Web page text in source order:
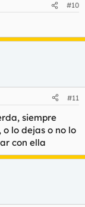
#10
#11
siempre
lo dejas o no lo
con ella